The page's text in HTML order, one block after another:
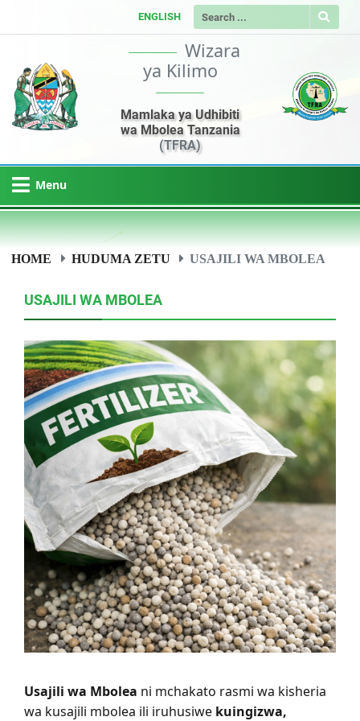
ENGLISH
Wizara
ya Kilimo
Mamlaka ya Udhibiti
wa Mbolea Tanzania
(TFRA)
Menu
HOME HUDUMA ZETU USAJILI WA MBOLEA
USAJILI WA MBOLEA
Usajili wa Mbolea ni mchakato rasmi wa kisheria
wa kusajili mbolea ili iruhusiwe kuingizwa,